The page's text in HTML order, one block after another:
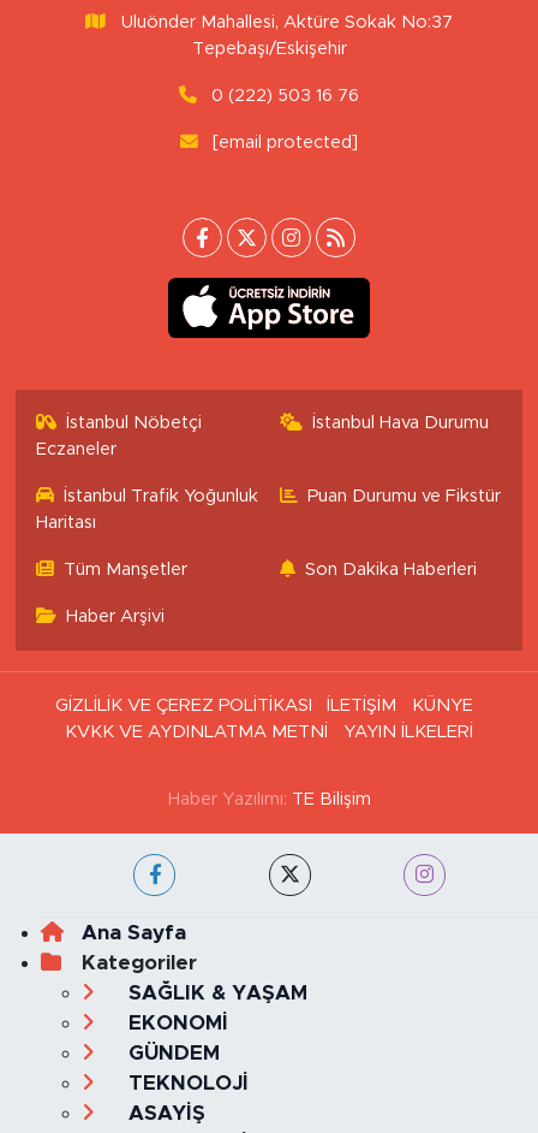
Uluönder Mahallesi, Aktüre Sokak No:37
Tepebaşı/Eskişehir
0 (222) 503 16 76
[email protected]
İstanbul Nöbetçi
Eczaneler
İstanbul Hava Durumu
İstanbul Trafik Yoğunluk
Haritası
Puan Durumu ve Fikstür
Tüm Manşetler Son Dakika Haberleri
Haber Arşivi
GİZLİLİK VE ÇEREZ POLİTİKASI İLETİŞİM
KÜNYE
KVKK VE AYDINLATMA METNİ
YAYIN İLKELERİ
Haber Yazılımı: TE Bilişim
Ana Sayfa
Kategoriler
SAĞLIK & YAŞAM
EKONOMİ
GÜNDEM
TEKNOLOJİ
ASAYİŞ